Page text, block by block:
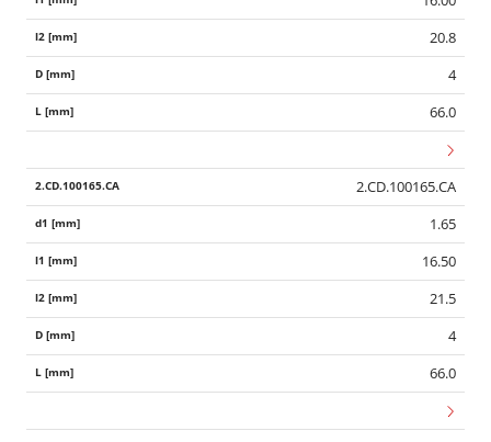
20.8
4
66.0
2.CD.100165.CA
1.65
16.50
21.5
4
66.0